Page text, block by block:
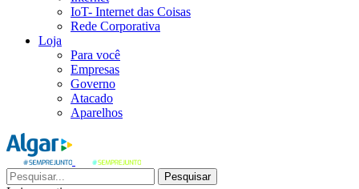
IoT- Internet das Coisas
Rede Corporativa
Loja
Para você
Empresas
Governo
Atacado
Aparelhos
Pesquisar